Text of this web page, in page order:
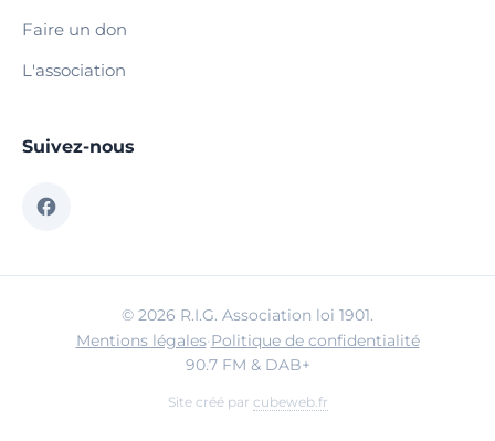
Faire un don
L'association
Suivez-nous
© 2026 R.I.G. Association loi 1901.
Mentions légales·Politique de confidentialité
90.7 FM & DAB+
Site créé par cubeweb.fr